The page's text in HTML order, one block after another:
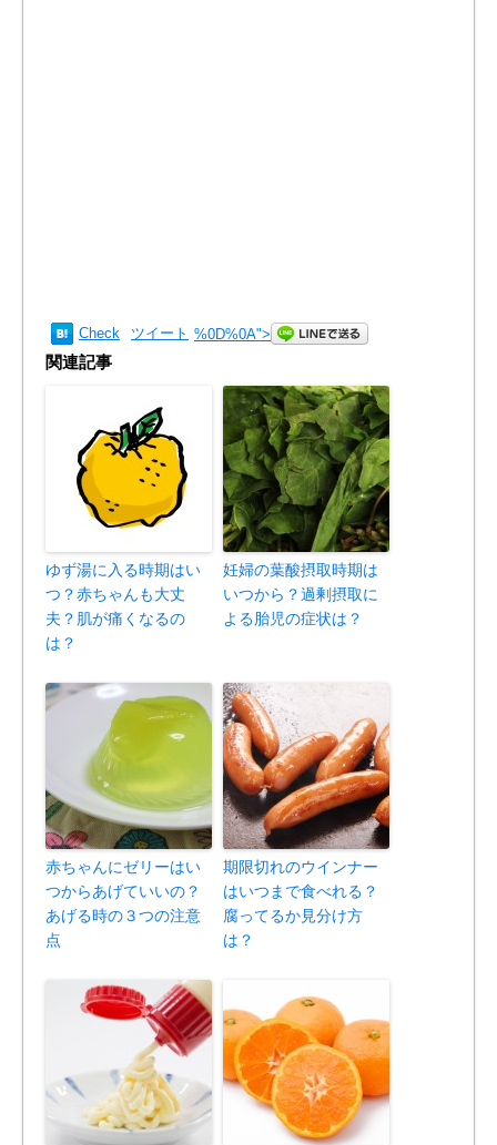
Check ツイート %0D%0A">
関連記事
ゆず湯に入る時期はい
つ？赤ちゃんも大丈
夫？肌が痛くなるの
は？
妊婦の葉酸摂取時期は
いつから？過剰摂取に
よる胎児の症状は？
赤ちゃんにゼリーはい
つからあげていいの？
あげる時の３つの注意
点
期限切れのウインナー
はいつまで食べれる？
腐ってるか見分け方
は？